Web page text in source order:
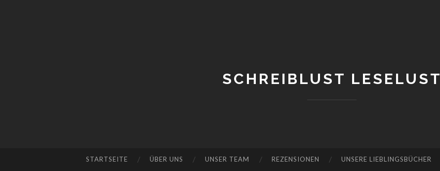
SCHREIBLUST LESELUST
STARTSEITE ÜBER UNS UNSER TEAM REZENSIONEN UNSERE LIEBLINGSBÜCHER